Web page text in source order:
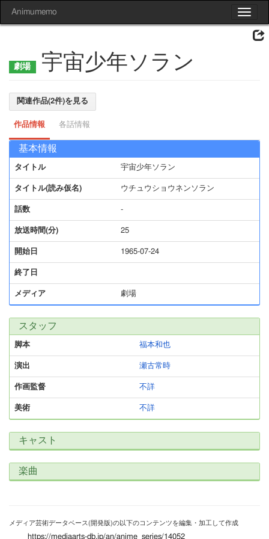
Toggle
Animumemo
宇宙少年ソラン
関連作品(2件)を見る
作品情報 各話情報
基本情報
タイトル 宇宙少年ソラン
タイトル(読み仮名) ウチュウショウネンソラン
話数 -
放送時間(分) 25
開始日 1965-07-24
終了日
メディア 劇場
スタッフ
脚本 福本和也
演出 瀬古常時
作画監督 不詳
美術 不詳
キャスト
楽曲
メディア芸術データベース(開発版)の以下のコンテンツを編集・加工して作成
https://mediaarts-db.jp/an/anime_series/14052